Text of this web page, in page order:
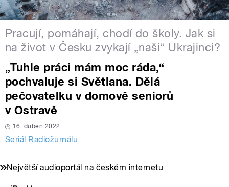
Pracují, pomáhají, chodí do školy. Jak si
na život v Česku zvykají „naši“ Ukrajinci?
„Tuhle práci mám moc ráda,“
pochvaluje si Světlana. Dělá
pečovatelku v domově seniorů
v Ostravě
16. duben 2022
Seriál Radiožurnálu
Největší audioportál na českém internetu